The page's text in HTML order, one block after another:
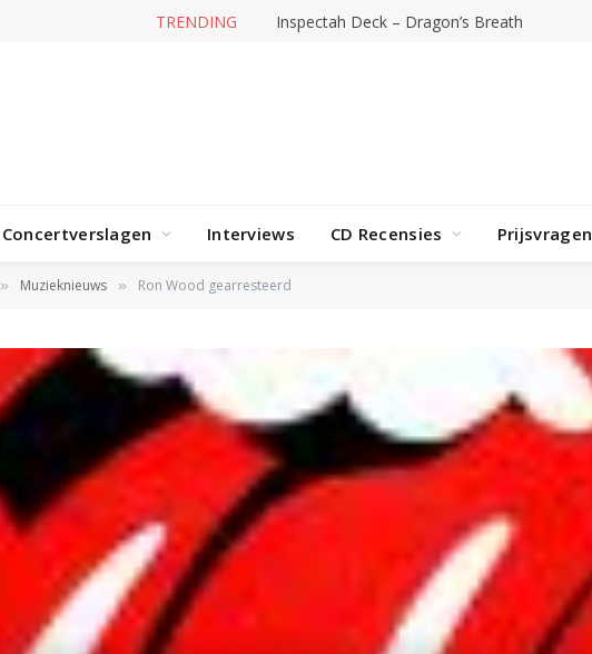
TRENDING Inspectah Deck – Dragon’s Breath
Concertverslagen Interviews CD Recensies Prijsvragen
» Muzieknieuws » Ron Wood gearresteerd